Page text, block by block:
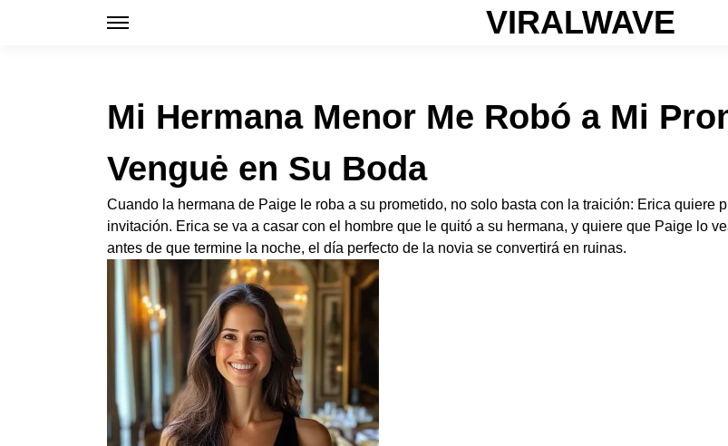
VIRALWAVE
Mi Hermana Menor Me Robó a Mi
Venguė en Su Boda
Cuando la hermana de Paige le roba a su prometido, no solo basta con la traición: Erica quiere
invitación. Erica se va a casar con el hombre que le quitó a su hermana, y quiere que Paige lo
antes de que termine la noche, el día perfecto de la novia se convertirá en ruinas.